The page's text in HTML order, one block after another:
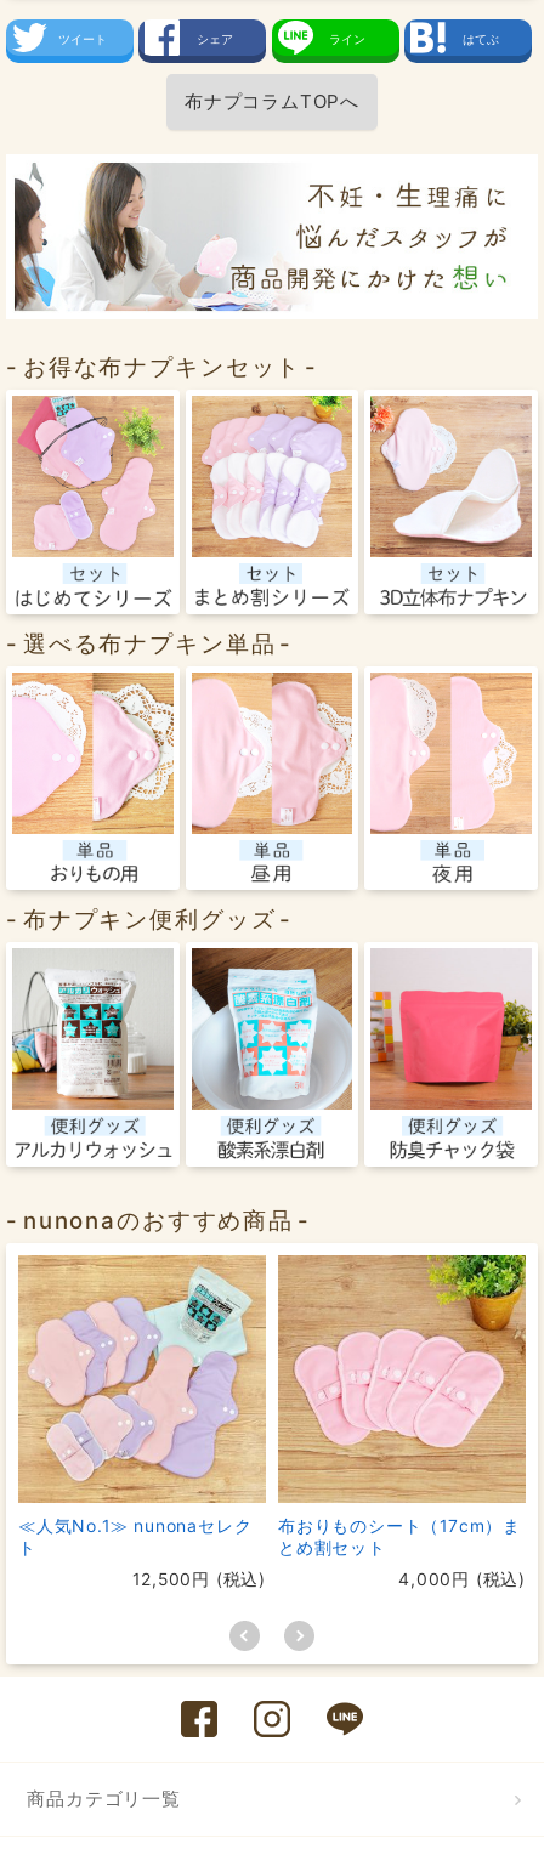
ツイート シェア ライン はてぶ
布ナプコラムTOPへ
お得な布ナプキンセット
選べる布ナプキン単品
布ナプキン便利グッズ
nunonaのおすすめ商品
≪人気No.1≫ nunonaセレク
ト
12,500円 (税込)
布おりものシート（17cm）ま
とめ割セット
4,000円 (税込)
商品カテゴリ一覧